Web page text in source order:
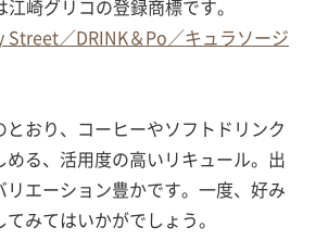
崎グリコの登録商標です。
Street／DRINK＆Po／キュラソージ
とおり、コーヒーやソフトドリンク
める、活用度の高いリキュール。出
リエーション豊かです。一度、好み
みてはいかがでしょう。